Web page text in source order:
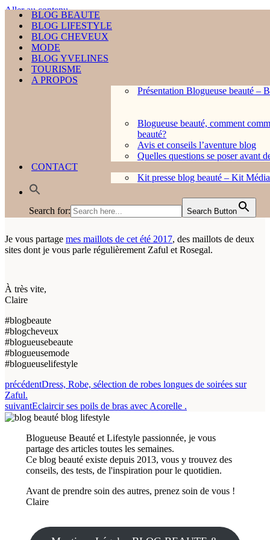
Aller au contenu
BLOG BEAUTE
BLOG LIFESTYLE
BLOG CHEVEUX
MODE
BLOG YVELINES
TOURISME
A PROPOS
Présentation Blogueuse beauté –
Blogueuse beauté, comment
Avis et conseils l’aventure blog
Quelles questions se poser avant
Kit presse blog beauté – Kit
Rechercher...
BLOG BEAUTE
BLOG LIFESTYLE
BLOG CHEVEUX
MODE
BLOG YVELINES
TOURISME
A PROPOS
Présentation Blogueuse beauté –
Blogueuse beauté, comment
beauté?
Avis et conseils l’aventure blog
Quelles questions se poser avant
CONTACT
Kit presse blog beauté – Kit
Search for: Search Button
Mes maillots de cet été, lookbook, essayage
Mes maillots de cet été,
lookbook, essayage
Je vous partage mes maillots de cet été 2017, des maillots de deux
sites dont je vous parle régulièrement Zaful et Rosegal.
À très vite,
Claire
#blogbeaute
#blogcheveux
#blogueusebeaute
#blogueusemode
#blogueuselifestyle
précédentDress, Robe, sélection de robes longues de soirées sur
Zaful.
suivantEclaircir ses poils de bras avec Acorelle .
Blogueuse Beauté et Lifestyle passionnée, je vous
partage des articles toutes les semaines.
Ce blog beauté existe depuis 2013, vous y trouvez des
conseils, des tests, de l'inspiration pour le quotidien.
Avant de prendre soin des autres, prenez soin de vous !
Claire